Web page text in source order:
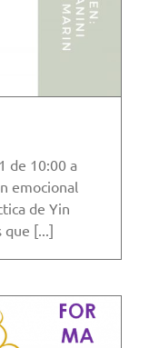
de 10:00 a
emocional
de Yin
que [...]